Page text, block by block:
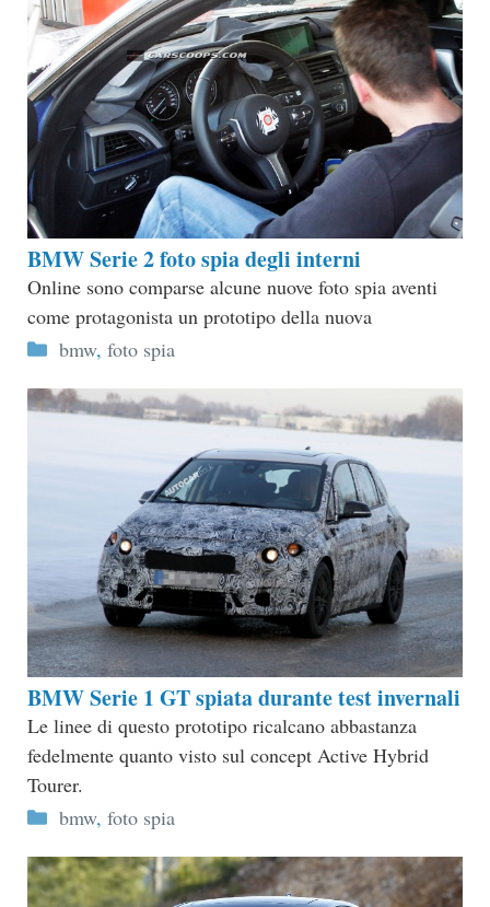
BMW Serie 2 foto spia degli interni
Online sono comparse alcune nuove foto spia aventi
come protagonista un prototipo della nuova
Categorie
bmw, foto spia
BMW Serie 1 GT spiata durante test invernali
Le linee di questo prototipo ricalcano abbastanza
fedelmente quanto visto sul concept Active Hybrid
Tourer.
Categorie
bmw, foto spia